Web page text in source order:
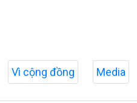
Vì cộng đồng Media